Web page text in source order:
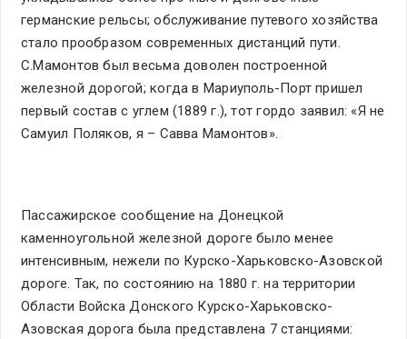
германские рельсы; обслуживание путевого хозяйства
стало прообразом современных дистанций пути.
С.Мамонтов был весьма доволен построенной
железной дорогой; когда в Мариуполь-Порт пришел
первый состав с углем (1889 г.), тот гордо заявил: «Я не
Самуил Поляков, я – Савва Мамонтов».
Пассажирское сообщение на Донецкой
каменноугольной железной дороге было менее
интенсивным, нежели по Курско-Харьковско-Азовской
дороге. Так, по состоянию на 1880 г. на территории
Области Войска Донского Курско-Харьковско-
Азовская дорога была представлена 7 станциями: